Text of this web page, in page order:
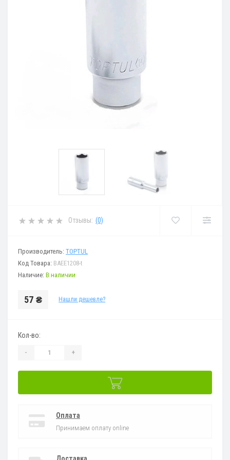
Отзывы: (0)
Производитель: TOPTUL
Код Товара: BAEE1208-t
Наличие: В наличии
57 ₴ Нашли дешевле?
Кол-во:
- +
Оплата
Принимаем оплату online